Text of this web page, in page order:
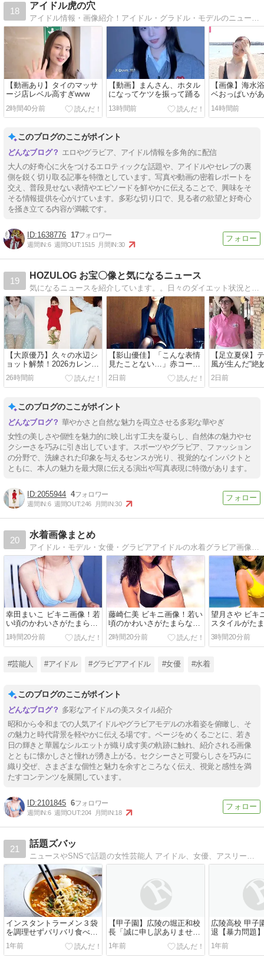
18
アイドル虎の穴
アイドル情報・画像紹介！アイドル・グラドル・モデルのニュース・情報・画像をアップしていきます。
【動画あり】タイのマッサ
ージ店レベル高すぎwvw
2時間40分前
【動画】まんさん、ホタル
になってケツを振って踊る
13時間前
【画像】海水
ベおっぱいが
wwwwww
14時間前
このブログのここがポイント
エロやグラビア、アイドル情報を多角的に配信
大人の好奇心に火をつけるエロティックな話題や、アイドルやセレブの裏
側を鋭く切り取る記事を特徴としています。写真や動画の密着レポートを
交え、普段見せない表情やエピソードを鮮やかに伝えることで、興味をそ
そる情報提供を心がけています。多彩な切り口で、見る者の欲望と好奇心
を掻き立てる内容が満載です。
1638776 17
週間IN:6 週間OUT:1515 月間IN:30
19
HOZULOG お宝〇像と気になるニュース
【大原優乃】久々の水辺シ
ョット解禁！2026カレンダ
ー先行カットの透明感が話
題に【動画あり】
26時間前
【影山優佳】「こんな表情
見たことない…」赤コーデ
×黒ニーハイで魅せた新境
地！大人の魅力が止まらな
い
2日前
【足立夏保】
風が生んだ“絶
ト”！ピタパ
バックライン
【動画あり】
2日前
このブログのここがポイント
華やかさと自然な魅力を両立させる多彩な華やぎ
女性の美しさや個性を魅力的に映し出す工夫を凝らし、自然体の魅力やセ
クシーさを巧みに引き出しています。スポーツやグラビア、ファッション
の分野で、洗練された印象を与えるセンスが光り、視覚的なインパクトと
ともに、本人の魅力を最大限に伝える演出や写真表現に特徴があります。
2055944 4
週間IN:6 週間OUT:246 月間IN:30
20
水着画像まとめ
幸田まいこ ビキニ画像！若
い頃のかわいさがたまらな
い！
1時間20分前
藤崎仁美 ビキニ画像！若い
頃のかわいさがたまらな
い！
2時間20分前
望月さや ビキ
スタイルがた
3時間20分前
#芸能人 #アイドル #グラビアアイドル #女優 #水着
このブログのここがポイント
多彩なアイドルの美スタイル紹介
昭和から令和までの人気アイドルやグラビアモデルの水着姿を俯瞰し、そ
の魅力と時代背景を軽やかに伝える場です。ページをめくるごとに、若き
日の輝きと華麗なシルエットが織り成す美の軌跡に触れ、紹介される画像
とともに懐かしさと憧れが湧き上がる。セクシーさと可愛らしさを巧みに
織り交ぜ、さまざまな個性と魅力を余すところなく伝え、視覚と感性を満
たすコンテンツを展開しています。
2101845 6
週間IN:6 週間OUT:204 月間IN:18
21
話題ズバッ
インスタントラーメン３袋
を調理せずバリバリ食べた
エジプトの１０代の少年、
腹痛・嘔吐の症状を訴えて
1年前
【甲子園】広陵の堀正和校
長「誠に申し訳ありませ
ん」広島県高野連の副会長
職辞任を申し入れ 暴力行為
1年前
広陵高校 甲子
退【暴力問題】
1年前